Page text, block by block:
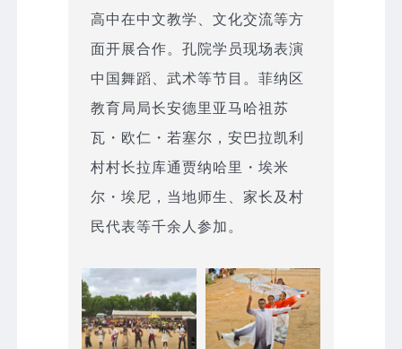
高中在中文教学、文化交流等方
面开展合作。孔院学员现场表演
中国舞蹈、武术等节目。菲纳区
教育局局长安德里亚马哈祖苏
瓦・欧仁・若塞尔，安巴拉凯利
村村长拉库通贾纳哈里・埃米
尔・埃尼，当地师生、家长及村
民代表等千余人参加。